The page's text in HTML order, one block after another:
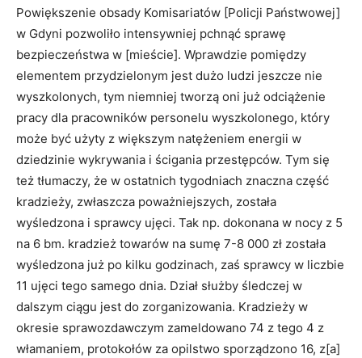
Powiększenie obsady Komisariatów [Policji Państwowej]
w Gdyni pozwoliło intensywniej pchnąć sprawę
bezpieczeństwa w [mieście]. Wprawdzie pomiędzy
elementem przydzielonym jest dużo ludzi jeszcze nie
wyszko­lonych, tym niemniej tworzą oni już odciążenie
pracy dla pracowników personelu wyszkolonego, który
może być użyty z większym natężeniem energii w
dziedzinie wykrywania i ścigania przestępców. Tym się
też tłumaczy, że w ostatnich tygodniach znaczna część
kradzieży, zwłaszcza poważniejszych, została
wyśledzona i sprawcy ujęci. Tak np. dokonana w nocy z 5
na 6 bm. kradzież towarów na sumę 7-8 000 zł została
wyśledzona już po kilku godzinach, zaś sprawcy w liczbie
11 ujęci tego samego dnia. Dział służby śledczej w
dalszym ciągu jest do zorganizowania. Kradzieży w
okresie sprawozdawczym zameldowano 74 z tego 4 z
włamaniem, protokołów za opilstwo sporządzono 16, z[a]